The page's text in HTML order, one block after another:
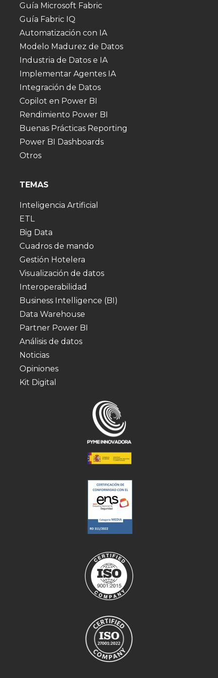
Guía Microsoft Fabric
Guía Fabric IQ
Automatización con IA
Modelo Madurez de Datos
Industria de Datos e IA
Implementar Agentes IA
Integración de Datos
Copilot en Power BI
Rendimiento Power BI
Buenas Prácticas Reporting
Power BI Dashboards
Otros
TEMAS
Inteligencia Artificial
ETL
Big Data
Cuadros de mando
Gestión Hotelera
Visualización de datos
Interoperabilidad
Business Intelligence (BI)
Data Warehouse
Partner Power BI
Análisis de datos
Noticias
Opiniones
Kit Digital